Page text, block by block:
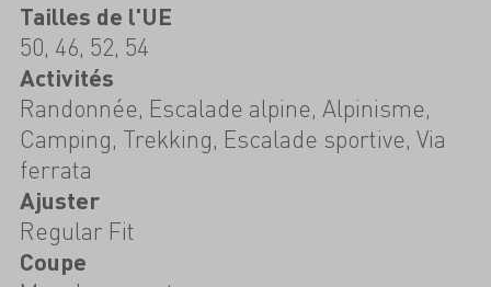
Tailles de l'UE
50, 46, 52, 54
Activités
Randonnée, Escalade alpine, Alpinisme,
Camping, Trekking, Escalade sportive, Via
ferrata
Ajuster
Regular Fit
Coupe